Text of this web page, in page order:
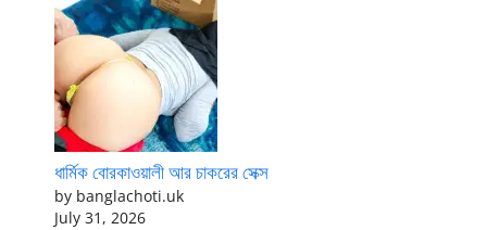
ধার্মিক বোরকাওয়ালী আর চাকরের সেক্স
by banglachoti.uk
July 31, 2026